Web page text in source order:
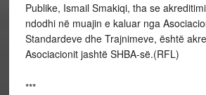
Publike, Ismail Smakiqi, tha se
ndodhi në muajin e kaluar nga
Standardeve dhe Trajnimeve, është
Asociacionit jashtë SHBA-së.(RFL)
***